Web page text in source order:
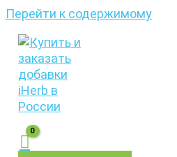
Перейти к содержимому